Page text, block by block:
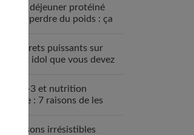
Petit déjeuner protéiné
pour perdre du poids : ça
7 secrets puissants sur
black idol que vous devez
Oméga-3 et nutrition
sportive : 7 raisons de les
7 raisons irrésistibles